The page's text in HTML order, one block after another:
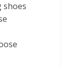
shoes